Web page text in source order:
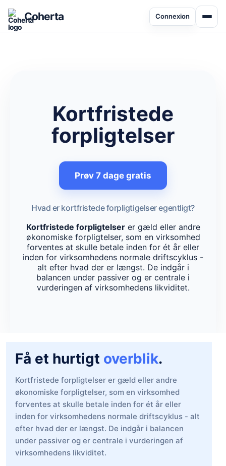
Coherta Connexion
Kortfristede
forpligtelser
Prøv 7 dage gratis
Hvad er kortfristede forpligtigelser egentligt?
Kortfristede forpligtelserer gæld eller andre
økonomiske forpligtelser, som en virksomhed
forventes at skulle betale inden for ét år eller
inden for virksomhedens normale driftscyklus -
alt efter hvad der er længst. De indgår i
balancen under passiver og er centrale i
vurderingen af virksomhedens likviditet.
Få et hurtigt overblik.
Kortfristede forpligtelser er gæld eller andre
økonomiske forpligtelser, som en virksomhed
forventes at skulle betale inden for ét år eller
inden for virksomhedens normale driftscyklus - alt
efter hvad der er længst. De indgår i balancen
under passiver og er centrale i vurderingen af
virksomhedens likviditet.